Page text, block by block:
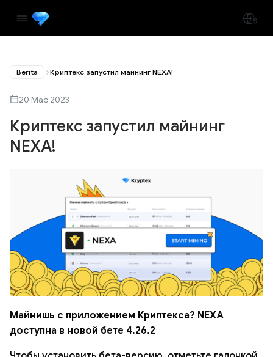
Berita Криптекс запустил майнинг NEXA!
20 Mac 2023
Криптекс запустил майнинг
NEXA!
Майнишь c приложением Криптекса? NEXA
доступна в новой бете 4.26.2